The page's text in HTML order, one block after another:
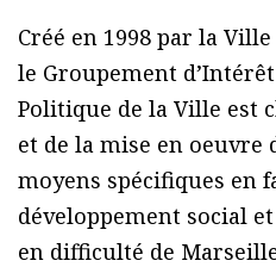
Créé en 1998 par la
le Groupement
Politique de la Ville est
et de la mise en oeuvre
moyens spécifiques en
développement social
en difficulté de